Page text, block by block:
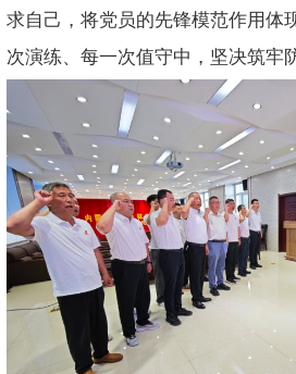
求自己，将党员的先锋模范作用体
次演练、每一次值守中，坚决筑牢